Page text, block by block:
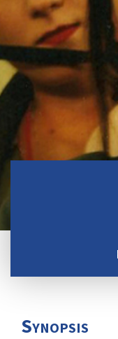
Synopsis